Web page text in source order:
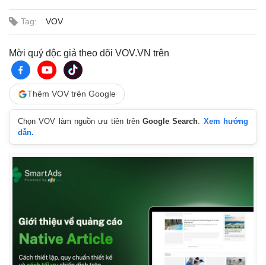
Cuộc sống đó đây
Hồ sơ
Video
Infographic
Tag: VOV
Mời quý độc giả theo dõi VOV.VN trên
Thêm VOV trên Google
Chọn VOV làm nguồn ưu tiên trênGoogle Search. Xem hướng
dẫn.